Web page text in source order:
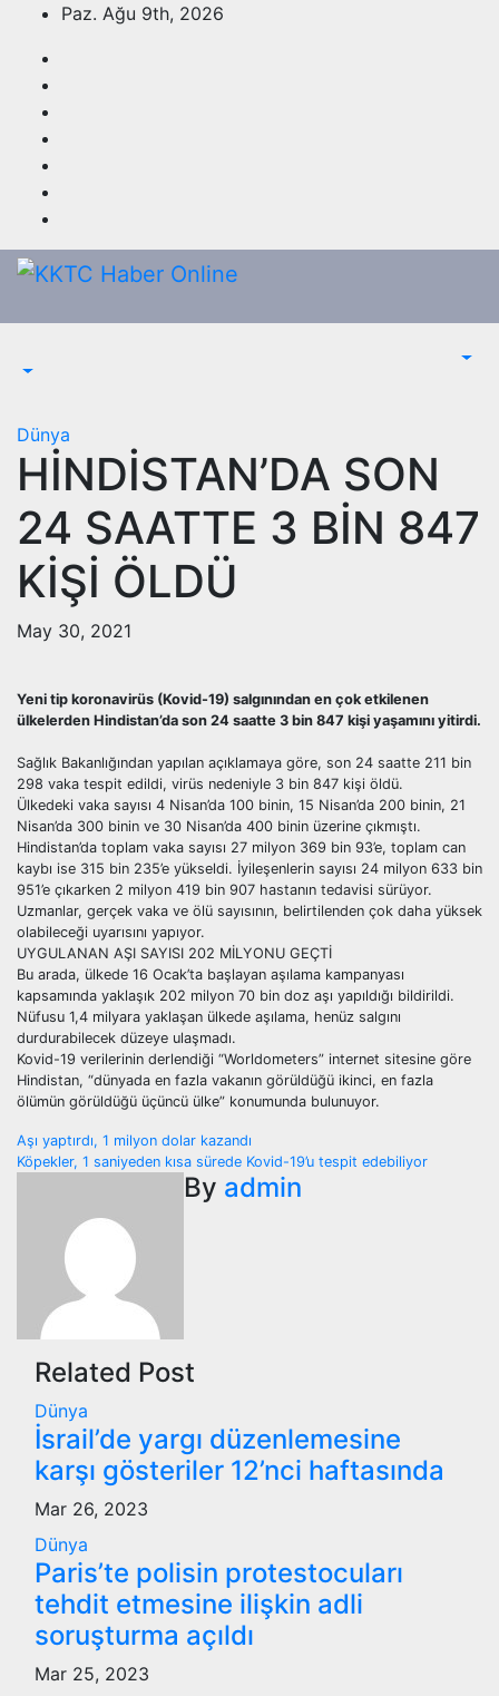
content
Paz. Ağu 9th, 2026
Dünya
HİNDİSTAN’DA SON
24 SAATTE 3 BİN 847
KİŞİ ÖLDÜ
May 30, 2021
Yeni tip koronavirüs (Kovid-19) salgınından en çok etkilenen
ülkelerden Hindistan’da son 24 saatte 3 bin 847 kişi yaşamını yitirdi.
Sağlık Bakanlığından yapılan açıklamaya göre, son 24 saatte 211 bin
298 vaka tespit edildi, virüs nedeniyle 3 bin 847 kişi öldü.
Ülkedeki vaka sayısı 4 Nisan’da 100 binin, 15 Nisan’da 200 binin, 21
Nisan’da 300 binin ve 30 Nisan’da 400 binin üzerine çıkmıştı.
Hindistan’da toplam vaka sayısı 27 milyon 369 bin 93’e, toplam can
kaybı ise 315 bin 235’e yükseldi. İyileşenlerin sayısı 24 milyon 633 bin
951’e çıkarken 2 milyon 419 bin 907 hastanın tedavisi sürüyor.
Uzmanlar, gerçek vaka ve ölü sayısının, belirtilenden çok daha yüksek
olabileceği uyarısını yapıyor.
UYGULANAN AŞI SAYISI 202 MİLYONU GEÇTİ
Bu arada, ülkede 16 Ocak’ta başlayan aşılama kampanyası
kapsamında yaklaşık 202 milyon 70 bin doz aşı yapıldığı bildirildi.
Nüfusu 1,4 milyara yaklaşan ülkede aşılama, henüz salgını
durdurabilecek düzeye ulaşmadı.
Kovid-19 verilerinin derlendiği “Worldometers” internet sitesine göre
Hindistan, “dünyada en fazla vakanın görüldüğü ikinci, en fazla
ölümün görüldüğü üçüncü ülke” konumunda bulunuyor.
Yazı
gezinmesi
Aşı yaptırdı, 1 milyon dolar kazandı
Köpekler, 1 saniyeden kısa sürede Kovid-19’u tespit edebiliyor
By admin
Related Post
Dünya
İsrail’de yargı düzenlemesine
karşı gösteriler 12’nci haftasında
Mar 26, 2023
Dünya
Paris’te polisin protestocuları
tehdit etmesine ilişkin adli
soruşturma açıldı
Mar 25, 2023